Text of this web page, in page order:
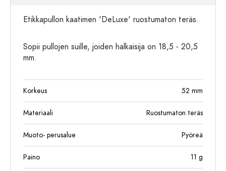
Etikkapullon kaatimen 'DeLuxe' ruostumaton teräs.
Sopii pullojen suille, joiden halkaisija on 18,5 - 20,5
mm.
Korkeus 52 mm
Materiaali Ruostumaton teräs
Muoto- perusalue Pyöreä
Paino 11 g